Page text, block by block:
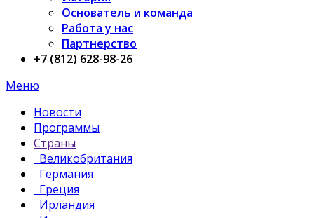
Основатель и команда
Работа у нас
Партнерство
+7 (812) 628-98-26
Меню
Новости
Программы
Страны
Великобритания
Германия
Греция
Ирландия